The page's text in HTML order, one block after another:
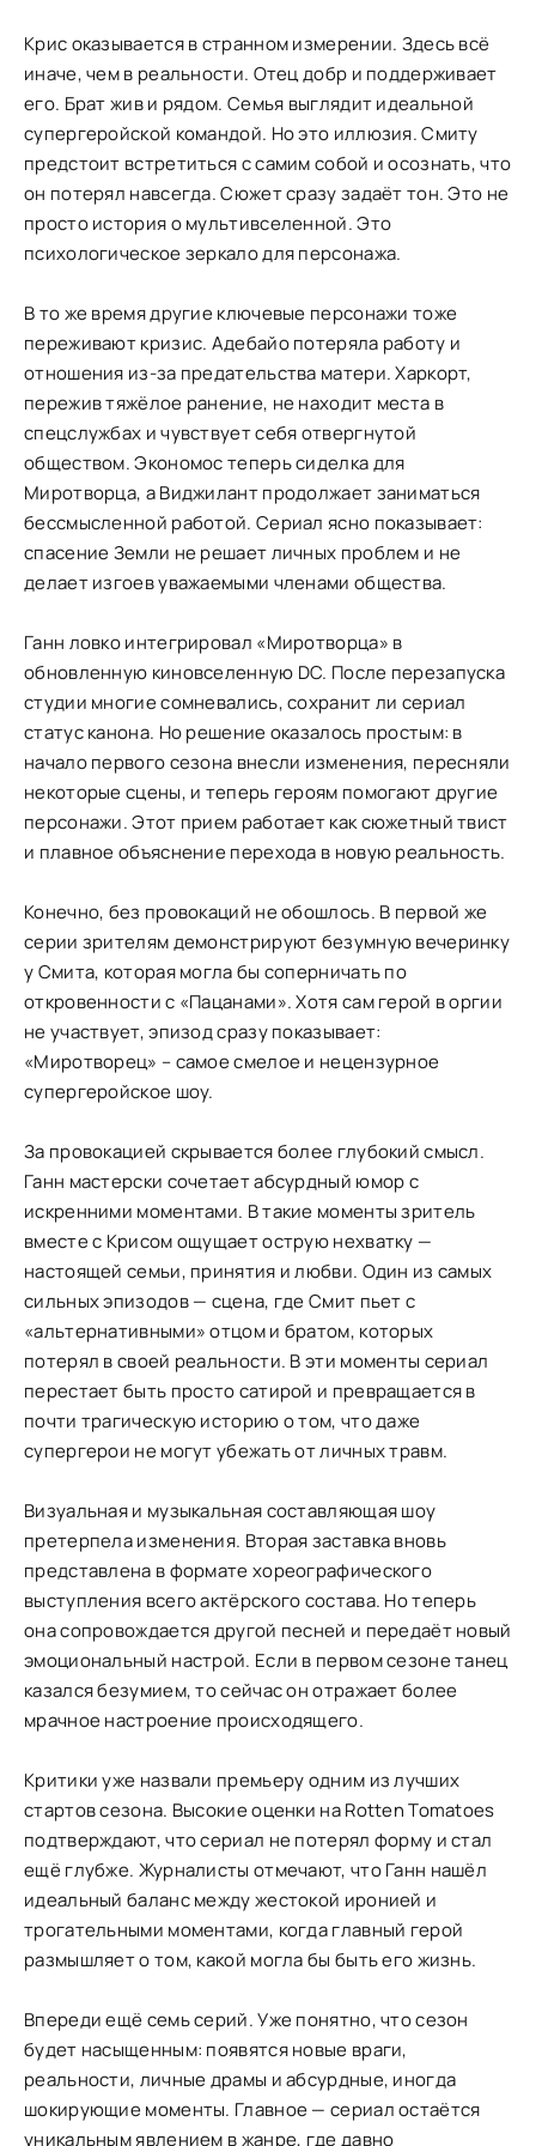
Крис оказывается в странном измерении. Здесь всё
иначе, чем в реальности. Отец добр и поддерживает
его. Брат жив и рядом. Семья выглядит идеальной
супергеройской командой. Но это иллюзия. Смиту
предстоит встретиться с самим собой и осознать, что
он потерял навсегда. Сюжет сразу задаёт тон. Это не
просто история о мультивселенной. Это
психологическое зеркало для персонажа.
В то же время другие ключевые персонажи тоже
переживают кризис. Адебайо потеряла работу и
отношения из-за предательства матери. Харкорт,
пережив тяжёлое ранение, не находит места в
спецслужбах и чувствует себя отвергнутой
обществом. Экономос теперь сиделка для
Миротворца, а Виджилант продолжает заниматься
бессмысленной работой. Сериал ясно показывает:
спасение Земли не решает личных проблем и не
делает изгоев уважаемыми членами общества.
Ганн ловко интегрировал «Миротворца» в
обновленную киновселенную DC. После перезапуска
студии многие сомневались, сохранит ли сериал
статус канона. Но решение оказалось простым: в
начало первого сезона внесли изменения, пересняли
некоторые сцены, и теперь героям помогают другие
персонажи. Этот прием работает как сюжетный твист
и плавное объяснение перехода в новую реальность.
Конечно, без провокаций не обошлось. В первой же
серии зрителям демонстрируют безумную вечеринку
у Смита, которая могла бы соперничать по
откровенности с «Пацанами». Хотя сам герой в оргии
не участвует, эпизод сразу показывает:
«Миротворец» – самое смелое и нецензурное
супергеройское шоу.
За провокацией скрывается более глубокий смысл.
Ганн мастерски сочетает абсурдный юмор с
искренними моментами. В такие моменты зритель
вместе с Крисом ощущает острую нехватку —
настоящей семьи, принятия и любви. Один из самых
сильных эпизодов — сцена, где Смит пьет с
«альтернативными» отцом и братом, которых
потерял в своей реальности. В эти моменты сериал
перестает быть просто сатирой и превращается в
почти трагическую историю о том, что даже
супергерои не могут убежать от личных травм.
Визуальная и музыкальная составляющая шоу
претерпела изменения. Вторая заставка вновь
представлена в формате хореографического
выступления всего актёрского состава. Но теперь
она сопровождается другой песней и передаёт новый
эмоциональный настрой. Если в первом сезоне танец
казался безумием, то сейчас он отражает более
мрачное настроение происходящего.
Критики уже назвали премьеру одним из лучших
стартов сезона. Высокие оценки на Rotten Tomatoes
подтверждают, что сериал не потерял форму и стал
ещё глубже. Журналисты отмечают, что Ганн нашёл
идеальный баланс между жестокой иронией и
трогательными моментами, когда главный герой
размышляет о том, какой могла бы быть его жизнь.
Впереди ещё семь серий. Уже понятно, что сезон
будет насыщенным: появятся новые враги,
реальности, личные драмы и абсурдные, иногда
шокирующие моменты. Главное — сериал остаётся
уникальным явлением в жанре, где давно